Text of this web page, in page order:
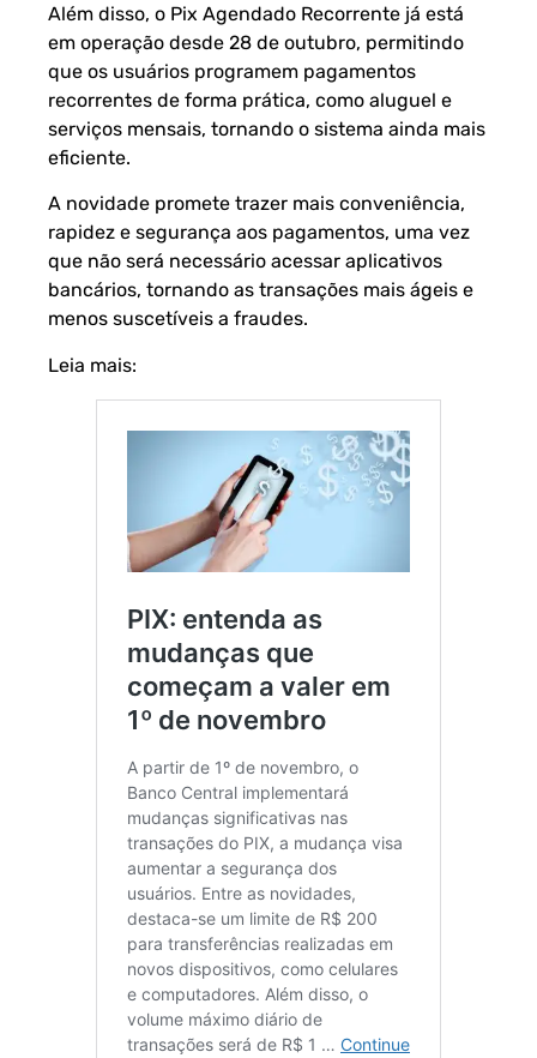
Além disso, o Pix Agendado Recorrente já está
em operação desde 28 de outubro, permitindo
que os usuários programem pagamentos
recorrentes de forma prática, como aluguel e
serviços mensais, tornando o sistema ainda mais
eficiente.
A novidade promete trazer mais conveniência,
rapidez e segurança aos pagamentos, uma vez
que não será necessário acessar aplicativos
bancários, tornando as transações mais ágeis e
menos suscetíveis a fraudes.
Leia mais: